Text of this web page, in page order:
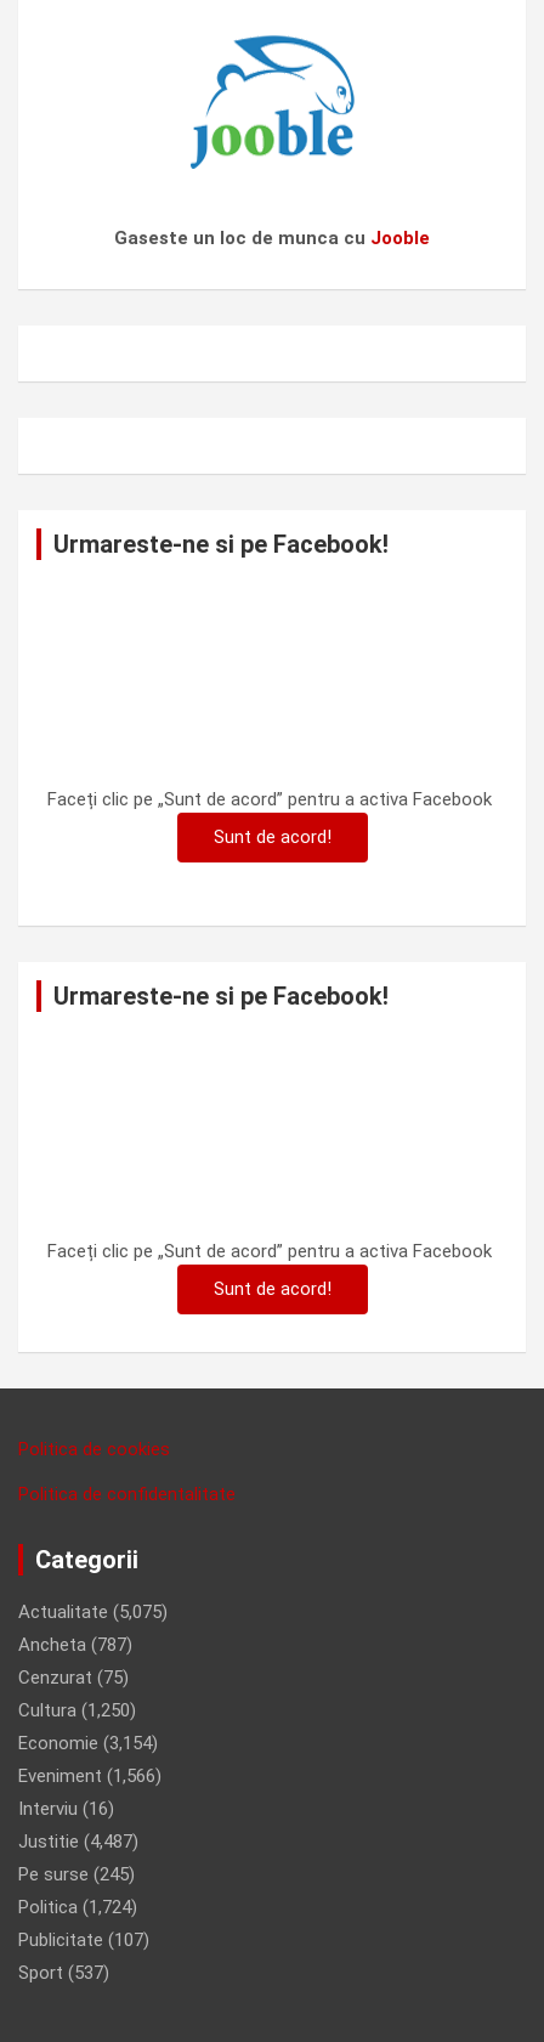
Gaseste un loc de munca cu Jooble
Urmareste-ne si pe Facebook!
Faceți clic pe „Sunt de acord” pentru a activa Facebook
Sunt de acord!
Urmareste-ne si pe Facebook!
Faceți clic pe „Sunt de acord” pentru a activa Facebook
Sunt de acord!
Politica de cookies
Politica de confidentalitate
Categorii
Actualitate (5,075)
Ancheta (787)
Cenzurat (75)
Cultura (1,250)
Economie (3,154)
Eveniment (1,566)
Interviu (16)
Justitie (4,487)
Pe surse (245)
Politica (1,724)
Publicitate (107)
Sport (537)